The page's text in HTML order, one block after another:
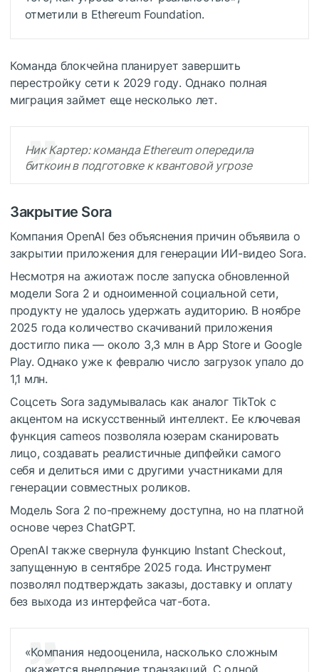
отметили в Ethereum Foundation.
Команда блокчейна планирует завершить
перестройку сети к 2029 году. Однако полная
миграция займет еще несколько лет.
Ник Картер: команда Ethereum опередила
биткоин в подготовке к квантовой угрозе
Закрытие Sora
Компания OpenAI без объяснения причин объявила о
закрытии приложения для генерации ИИ-видео Sora.
Несмотря на ажиотаж после запуска обновленной
модели Sora 2 и одноименной социальной сети,
продукту не удалось удержать аудиторию. В ноябре
2025 года количество скачиваний приложения
достигло пика — около 3,3 млн в App Store и Google
Play. Однако уже к февралю число загрузок упало до
1,1 млн.
Соцсеть Sora задумывалась как аналог TikTok с
акцентом на искусственный интеллект. Ее ключевая
функция cameos позволяла юзерам сканировать
лицо, создавать реалистичные дипфейки самого
себя и делиться ими с другими участниками для
генерации совместных роликов.
Модель Sora 2 по-прежнему доступна, но на платной
основе через ChatGPT.
OpenAI также свернула функцию Instant Checkout,
запущенную в сентябре 2025 года. Инструмент
позволял подтверждать заказы, доставку и оплату
без выхода из интерфейса чат-бота.
«Компания недооценила, насколько сложным